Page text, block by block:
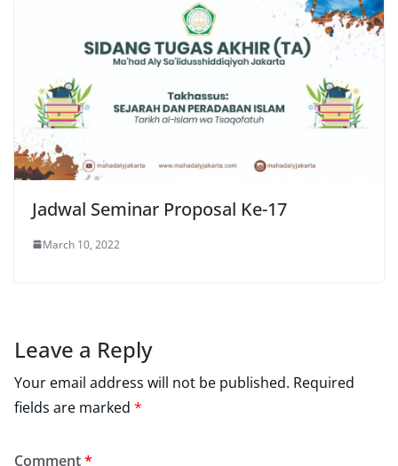
Jadwal Seminar Proposal Ke-17
March 10, 2022
Leave a Reply
Your email address will not be published. Required
fields are marked *
Comment*